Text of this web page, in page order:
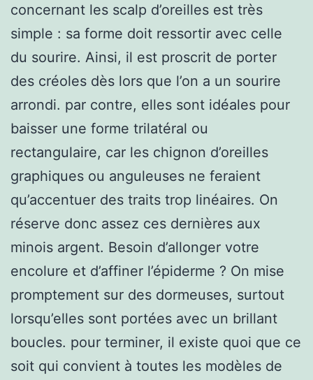
concernant les scalp d’oreilles est très
simple : sa forme doit ressortir avec celle
du sourire. Ainsi, il est proscrit de porter
des créoles dès lors que l’on a un sourire
arrondi. par contre, elles sont idéales pour
baisser une forme trilatéral ou
rectangulaire, car les chignon d’oreilles
graphiques ou anguleuses ne feraient
qu’accentuer des traits trop linéaires. On
réserve donc assez ces dernières aux
minois argent. Besoin d’allonger votre
encolure et d’affiner l’épiderme ? On mise
promptement sur des dormeuses, surtout
lorsqu’elles sont portées avec un brillant
boucles. pour terminer, il existe quoi que ce
soit qui convient à toutes les modèles de